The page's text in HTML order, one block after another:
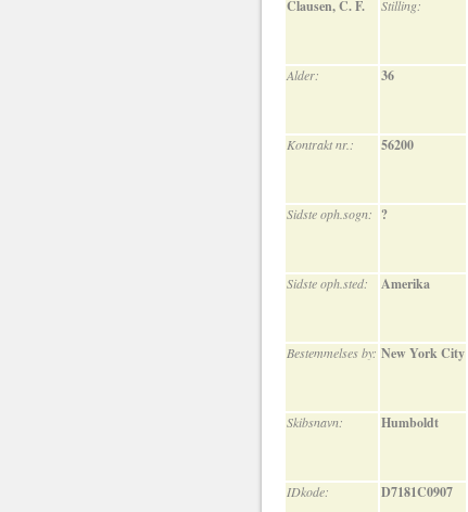
Clausen, C. F. Stilling:
Alder: 36
Kontrakt nr.: 56200
Sidste oph.sogn: ?
Sidste oph.sted: Amerika
Bestemmelses by: New York City
Skibsnavn: Humboldt
IDkode: D7181C0907